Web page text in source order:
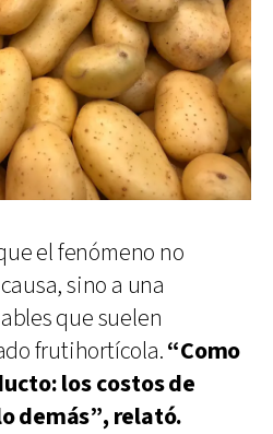
el fenómeno no
sino a una
que suelen
frutihortícola.“Como
los costos de
demás”, relató.